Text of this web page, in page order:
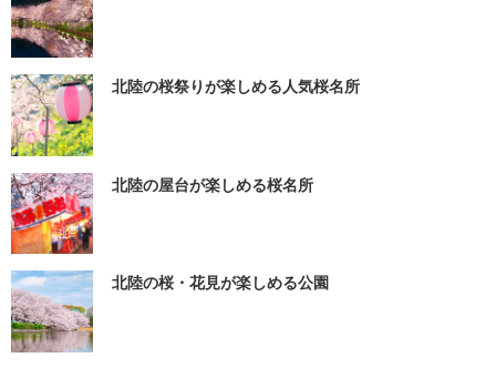
北陸の桜祭りが楽しめる人気桜名所
北陸の屋台が楽しめる桜名所
北陸の桜・花見が楽しめる公園